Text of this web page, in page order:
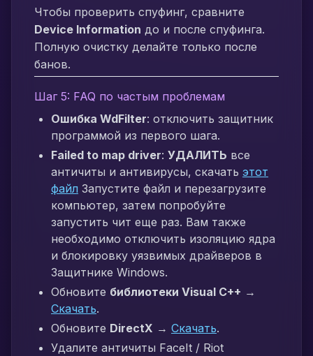
Чтобы проверить спуфинг, сравните
Device Information до и после спуфинга.
Полную очистку делайте только после
банов.
Шаг 5: FAQ по частым проблемам
Ошибка WdFilter: отключить защитник
программой из первого шага.
Failed to map driver: УДАЛИТЬ все
античиты и антивирусы, скачать этот
файл Запустите файл и перезагрузите
компьютер, затем попробуйте
запустить чит еще раз. Вам также
необходимо отключить изоляцию ядра
и блокировку уязвимых драйверов в
Защитнике Windows.
Обновите библиотеки Visual C++ →
Скачать.
Обновите DirectX → Скачать.
Удалите античиты FaceIt / Riot